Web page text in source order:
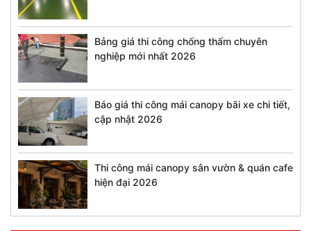
Bảng giá thi công chống thấm chuyên
nghiệp mới nhất 2026
Báo giá thi công mái canopy bãi xe chi tiết,
cập nhật 2026
Thi công mái canopy sân vườn & quán cafe
hiện đại 2026